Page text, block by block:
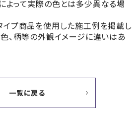
って実際の色とは多少異なる場
プ商品を使用した施工例を掲載し
、柄等の外観イメージに違いはあ
一覧に戻る